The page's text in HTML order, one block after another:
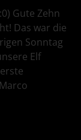
Gute Zehn
Das war die
Sonntag
Elf